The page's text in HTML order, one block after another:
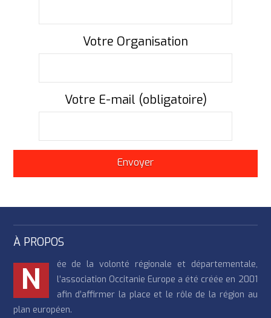
Votre Organisation
Votre E-mail (obligatoire)
À PROPOS
N
ée de la volonté régionale et départementale,
l’association Occitanie Europe a été créée en 2001
afin d’affirmer la place et le rôle de la région au
plan européen.